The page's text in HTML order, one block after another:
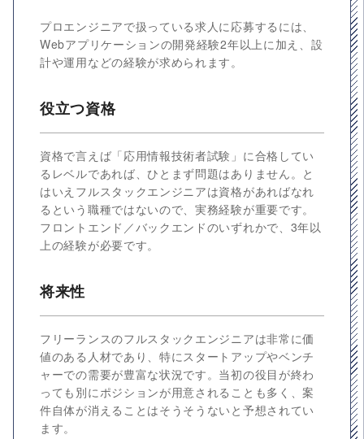
プロエンジニアで扱っている求人に応募するには、
Webアプリケーションの開発経験2年以上に加え、設
計や運用などの経験が求められます。
役立つ資格
資格で言えば「応用情報技術者試験」に合格してい
るレベルであれば、ひとまず問題はありません。と
はいえフルスタックエンジニアは資格があればなれ
るという職種ではないので、実務経験が重要です。
フロントエンド／バックエンドのいずれかで、3年以
上の経験が必要です。
将来性
フリーランスのフルスタックエンジニアは非常に価
値のある人材であり、特にスタートアップやベンチ
ャーでの需要が豊富な状況です。当初の役目が終わ
っても別にポジションが用意されることも多く、案
件自体が消えることはそうそうないと予想されてい
ます。